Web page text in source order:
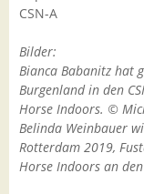
CSN-A
Bilder:
Bianca Babanitz hat
Burgenland in den
Horse Indoors. ©
Belinda Weinbauer
Rotterdam 2019,
Horse Indoors an